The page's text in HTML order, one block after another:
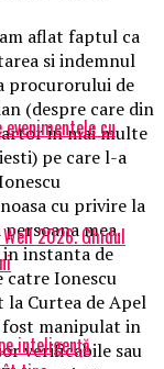
aflat faptul ca
si indemnul
procurorului de
(despre care din
in mai multe
pe care l-a
cu privire la
mea.
instanta de
catre Ionescu
Curtea de Apel
fost manipulat in
verificabile sau
cu
2026. Ghidul
inteligență